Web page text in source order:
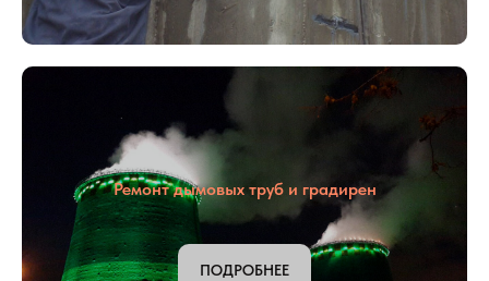
Ремонт бетонных колонн
ПОДРОБНЕЕ